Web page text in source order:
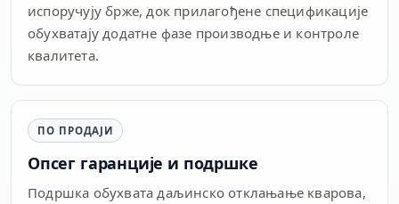
испоручују брже, док прилагођене спецификације
обухватају додатне фазе производње и контроле
квалитета.
ПО ПРОДАЈИ
Опсег гаранције и подршке
Подршка обухвата даљинско отклањање кварова,